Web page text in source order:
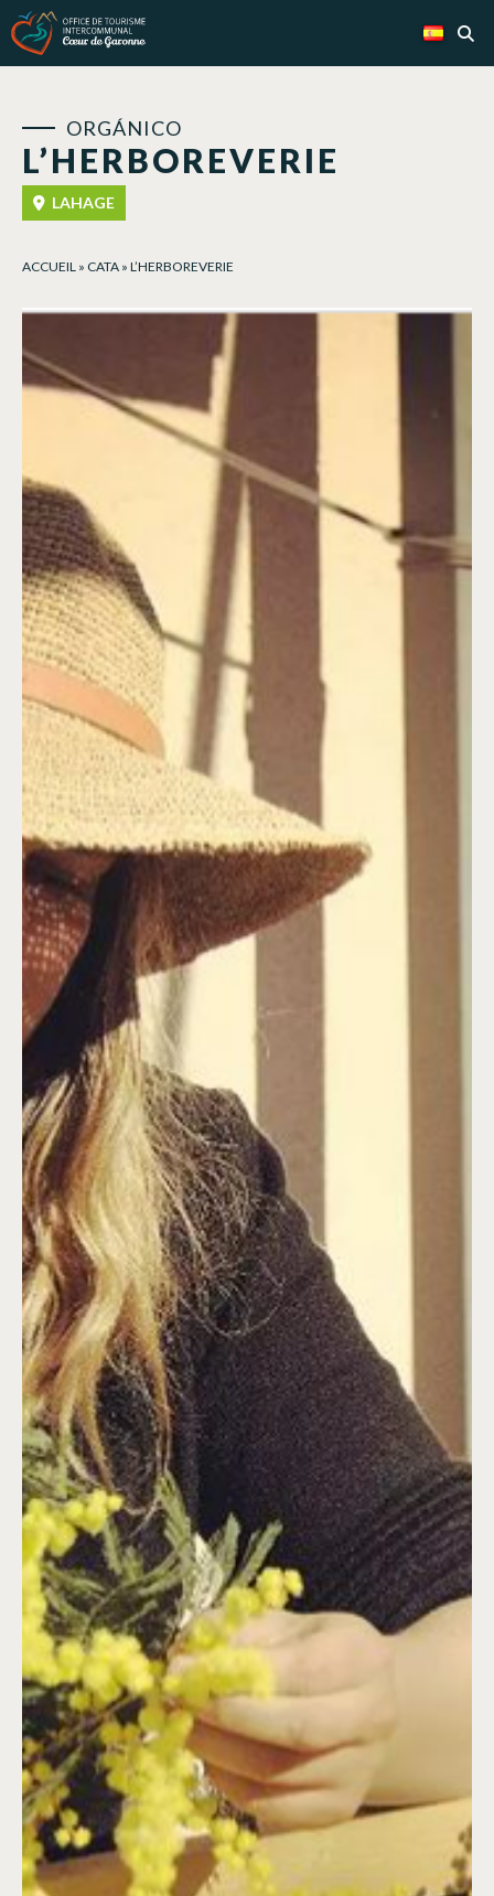
L’HERBOREVERIE
ORGÁNICO
LAHAGE
ACCUEIL » CATA » L’HERBOREVERIE
Panel de gestión de cookies